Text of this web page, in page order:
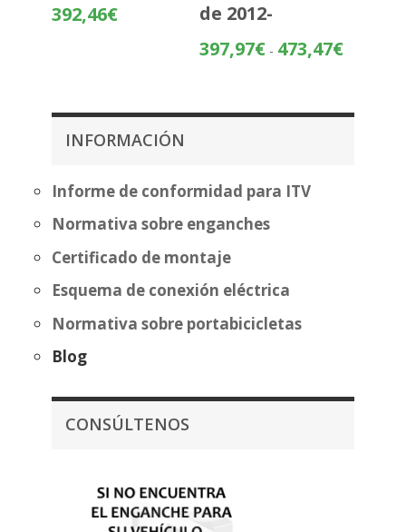
392,46€Rango
hasta
392,46€
de 2012-
397,97€ - 473,47€Rango
INFORMACIÓN
Informe de conformidad para ITV
Normativa sobre enganches
Certificado de montaje
Esquema de conexión eléctrica
Normativa sobre portabicicletas
Blog
CONSÚLTENOS